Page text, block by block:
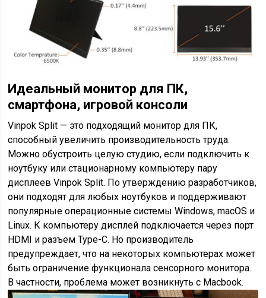
Идеальный монитор для ПК,
смартфона, игровой консоли
Vinpok Split — это подходящий монитор для ПК,
способный увеличить производительность труда.
Можно обустроить целую студию, если подключить к
ноутбуку или стационарному компьютеру пару
дисплеев Vinpok Split. По утверждению разработчиков,
они подходят для любых ноутбуков и поддерживают
популярные операционные системы Windows, macOS и
Linux. К компьютеру дисплей подключается через порт
HDMI и разъем Type-C. Но производитель
предупреждает, что на некоторых компьютерах может
быть ограничение функционала сенсорного монитора.
В частности, проблема может возникнуть с Macbook.